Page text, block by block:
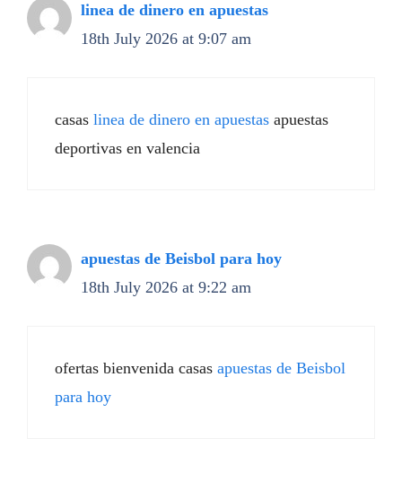
linea de dinero en apuestas
18th July 2026 at 9:07 am
casas linea de dinero en apuestas apuestas
deportivas en valencia
apuestas de Beisbol para hoy
18th July 2026 at 9:22 am
ofertas bienvenida casas apuestas de Beisbol
para hoy